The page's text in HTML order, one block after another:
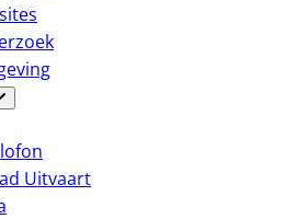
Uitvaart